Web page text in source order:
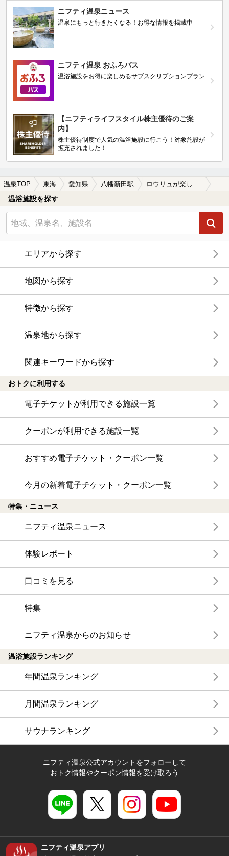
ニフティ温泉ニュース
温泉にもっと行きたくなる！お得な情報を掲載中
ニフティ温泉 おふろパス
温浴施設をお得に楽しめるサブスクリプションプラン
【ニフティライフスタイル株主優待のご案
内】
株主優待制度で人気の温浴施設に行こう！対象施設が
拡充されました！
温泉TOP 東海 愛知県 八幡新田駅
温浴施設を探す
エリアから探す
地図から探す
特徴から探す
温泉地から探す
関連キーワードから探す
おトクに利用する
電子チケットが利用できる施設一覧
クーポンが利用できる施設一覧
おすすめ電子チケット・クーポン一覧
今月の新着電子チケット・クーポン一覧
特集・ニュース
ニフティ温泉ニュース
体験レポート
口コミを見る
特集
ニフティ温泉からのお知らせ
温浴施設ランキング
年間温泉ランキング
月間温泉ランキング
サウナランキング
ニフティ温泉公式アカウントをフォローして
おトク情報やクーポン情報を受け取ろう
ニフティ温泉アプリ